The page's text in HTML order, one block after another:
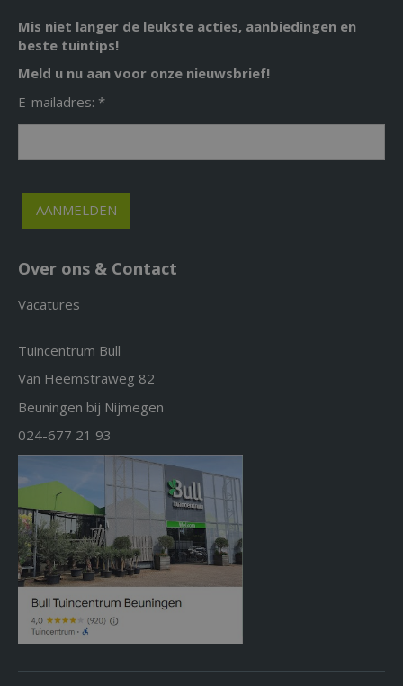
Mis niet langer de leukste acties, aanbiedingen en
beste tuintips!
Meld u nu aan voor onze nieuwsbrief!
E-mailadres: *
Over ons & Contact
Vacatures
Tuincentrum Bull
Van Heemstraweg 82
Beuningen bij Nijmegen
024-677 21 93